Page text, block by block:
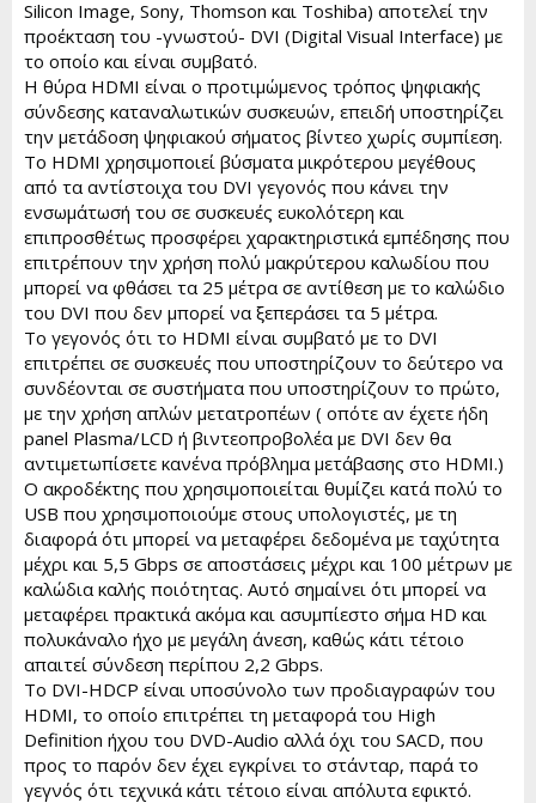
Silicon Image, Sony, Thomson και Τοshiba) αποτελεί την
προέκταση του -γνωστού- DVI (Digital Visual Interface) με
το οποίο και είναι συμβατό.
H θύρα HDMI είναι ο προτιμώμενος τρόπος ψηφιακής
σύνδεσης καταναλωτικών συσκευών, επειδή υποστηρίζει
την μετάδοση ψηφιακού σήματος βίντεο χωρίς συμπίεση.
To ΗDMI χρησιμοποιεί βύσματα μικρότερου μεγέθους
από τα αντίστοιχα του DVI γεγονός που κάνει την
ενσωμάτωσή του σε συσκευές ευκολότερη και
επιπροσθέτως προσφέρει χαρακτηριστικά εμπέδησης που
επιτρέπουν την χρήση πολύ μακρύτερου καλωδίου που
μπορεί να φθάσει τα 25 μέτρα σε αντίθεση με το καλώδιο
του DVI πoυ δεν μπορεί να ξεπεράσει τα 5 μέτρα.
Το γεγονός ότι το HDMI είναι συμβατό με το DVI
επιτρέπει σε συσκευές που υποστηρίζουν το δεύτερο να
συνδέονται σε συστήματα που υποστηρίζουν το πρώτο,
με την χρήση απλών μετατροπέων ( οπότε αν έχετε ήδη
panel Plasma/LCD ή βιντεοπροβολέα με DVI δεν θα
αντιμετωπίσετε κανένα πρόβλημα μετάβασης στο HDMI.)
Ο ακροδέκτης που χρησιμοποιείται θυμίζει κατά πολύ το
USB που χρησιμοποιούμε στους υπολογιστές, με τη
διαφορά ότι μπορεί να μεταφέρει δεδομένα με ταχύτητα
μέχρι και 5,5 Gbps σε αποστάσεις μέχρι και 100 μέτρων με
καλώδια καλής ποιότητας. Αυτό σημαίνει ότι μπορεί να
μεταφέρει πρακτικά ακόμα και ασυμπίεστο σήμα HD και
πολυκάναλο ήχο με μεγάλη άνεση, καθώς κάτι τέτοιο
απαιτεί σύνδεση περίπου 2,2 Gbps.
Το DVI-HDCP είναι υποσύνολο των προδιαγραφών του
HDMI, το οποίο επιτρέπει τη μεταφορά του High
Definition ήχου του DVD-Audio αλλά όχι του SACD, που
προς το παρόν δεν έχει εγκρίνει το στάνταρ, παρά το
γεγνός ότι τεχνικά κάτι τέτοιο είναι απόλυτα εφικτό.